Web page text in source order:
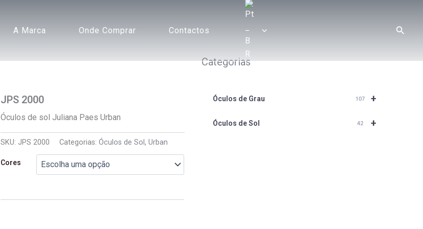
A Marca Onde Comprar Contactos
JPS 2000
Óculos de sol Juliana Paes Urban
SKU: JPS 2000 Categorias:Óculos de Sol,Urban
Cores
Categorias
+
Óculos de Grau 107
+
Óculos de Sol 42